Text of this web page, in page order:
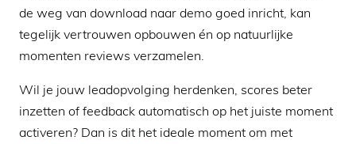
de weg van download naar demo goed inricht, kan
tegelijk vertrouwen opbouwen én op natuurlijke
momenten reviews verzamelen.
Wil je jouw leadopvolging herdenken, scores beter
inzetten of feedback automatisch op het juiste moment
activeren? Dan is dit het ideale moment om met